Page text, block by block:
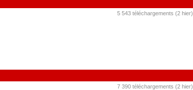
5 543 téléchargements (2 hier)
7 390 téléchargements (2 hier)